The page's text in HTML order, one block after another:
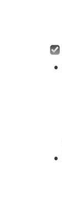
•
•